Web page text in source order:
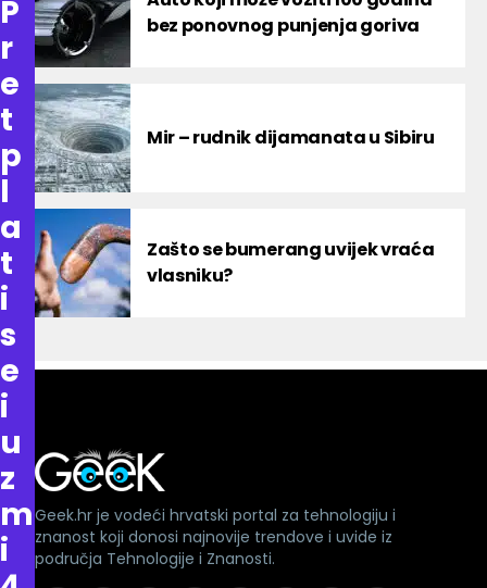
bez ponovnog punjenja goriva
Mir – rudnik dijamanata u Sibiru
Zašto se bumerang uvijek vraća
vlasniku?
P
r
e
t
p
l
a
t
i
s
e
i
u
z
m
i
Geek.hr je vodeći hrvatski portal za tehnologiju i
znanost koji donosi najnovije trendove i uvide iz
područja Tehnologije i Znanosti.